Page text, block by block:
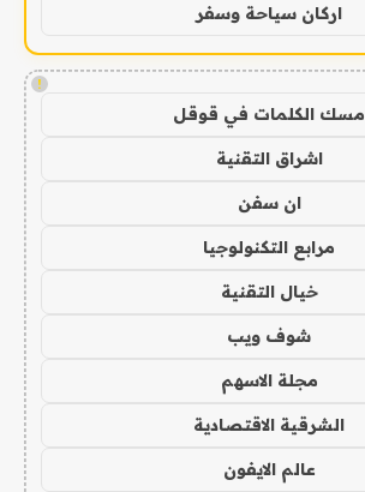
اركان سياحة وسفر
!
مسك الكلمات في قوقل
اشراق التقنية
ان سفن
مرابع التكنولوجيا
خيال التقنية
شوف ويب
مجلة الاسهم
الشرقية الاقتصادية
عالم الايفون